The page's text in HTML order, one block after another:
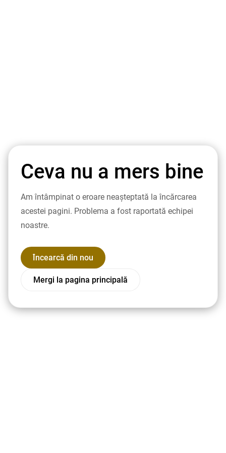
Ceva nu a mers bine
Am întâmpinat o eroare neașteptată la încărcarea
acestei pagini. Problema a fost raportată echipei
noastre.
Încearcă din nou
Mergi la pagina principală